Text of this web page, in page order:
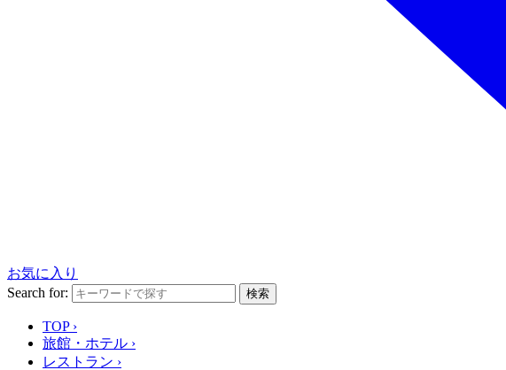
お気に入り
Search for:
検索
TOP ›
旅館・ホテル ›
レストラン ›